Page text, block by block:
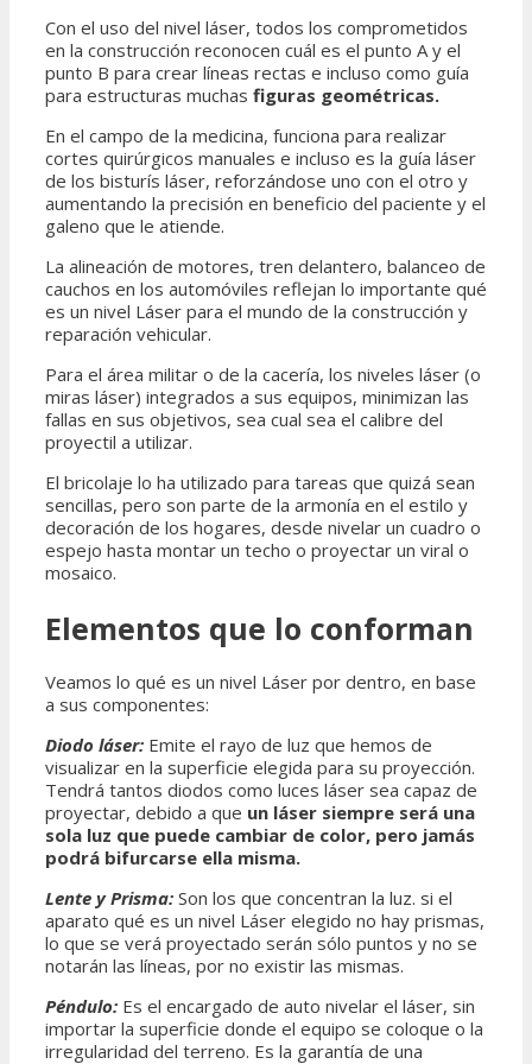
Con el uso del nivel láser, todos los comprometidos
en la construcción reconocen cuál es el punto A y el
punto B para crear líneas rectas e incluso como guía
para estructuras muchas figuras geométricas.
En el campo de la medicina, funciona para realizar
cortes quirúrgicos manuales e incluso es la guía láser
de los bisturís láser, reforzándose uno con el otro y
aumentando la precisión en beneficio del paciente y el
galeno que le atiende.
La alineación de motores, tren delantero, balanceo de
cauchos en los automóviles reflejan lo importante qué
es un nivel Láser para el mundo de la construcción y
reparación vehicular.
Para el área militar o de la cacería, los niveles láser (o
miras láser) integrados a sus equipos, minimizan las
fallas en sus objetivos, sea cual sea el calibre del
proyectil a utilizar.
El bricolaje lo ha utilizado para tareas que quizá sean
sencillas, pero son parte de la armonía en el estilo y
decoración de los hogares, desde nivelar un cuadro o
espejo hasta montar un techo o proyectar un viral o
mosaico.
Elementos que lo conforman
Veamos lo qué es un nivel Láser por dentro, en base
a sus componentes:
Diodo láser: Emite el rayo de luz que hemos de
visualizar en la superficie elegida para su proyección.
Tendrá tantos diodos como luces láser sea capaz de
proyectar, debido a que un láser siempre será una
sola luz que puede cambiar de color, pero jamás
podrá bifurcarse ella misma.
Lente y Prisma: Son los que concentran la luz. si el
aparato qué es un nivel Láser elegido no hay prismas,
lo que se verá proyectado serán sólo puntos y no se
notarán las líneas, por no existir las mismas.
Péndulo: Es el encargado de auto nivelar el láser, sin
importar la superficie donde el equipo se coloque o la
irregularidad del terreno. Es la garantía de una